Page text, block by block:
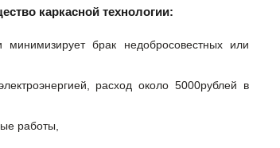
каркасной технологии:
минимизирует брак недобросовестных или
расход около 5000рублей в
работы,